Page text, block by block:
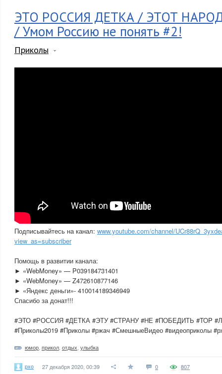
ЭТО РОССИЯ ДЕТКА / ЭТОТ
/ Умом Россию не понять #2!
Приколы
Подписывайтесь на канал: www.youtube.com/channel/
view_as=subscriber
Помощь в развитии канала:
► «WebMoney» — P039184731401
► «WebMoney» — Z472610877146
► «Яндекс деньги»- 410014189346949
Спасибо за донат!!!
#ЭТО #РОССИЯ #ДЕТКА #ЭТУ #СТРАНУ #НЕ #ПОБЕДИТЬ #TOP
#Приколы2019 #Приколы #ржач #СмешныеВидео #видеоприколы
юмор прикол отдых улыбка
pxo 27 декабря 2020, 00:39 0 807